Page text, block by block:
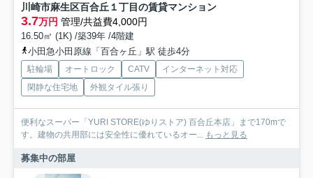
川崎市麻生区百合丘１丁目の賃貸マンション
3.7万円 管理/共益費4,000円
16.50㎡ (1K) /築39年 /4階建
小田急小田原線「百合ヶ丘」駅 徒歩4分
駐輪場 オートロック CATV
インターネット対応
閑静な住宅地
外観タイル張り
便利なスーパー「YURI STORE(ゆりストア) 百合丘本店」まで170mで
す。建物の共用部には安全性に優れているオー... もっと見る
募集中の部屋